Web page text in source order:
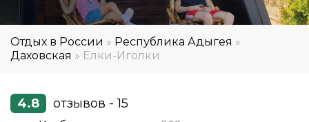
Отдых в России » Республика Адыгея »
Даховская » Ёлки-Иголки
4.8 отзывов - 15